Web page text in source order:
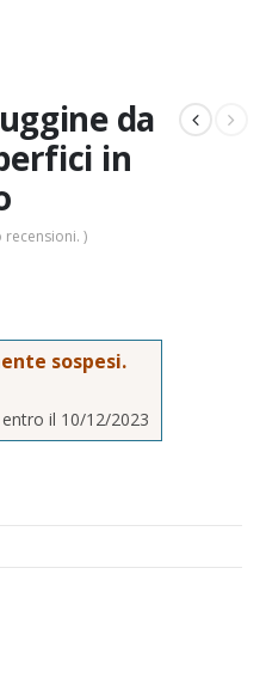
da
in
recensioni. )
sospesi.
il 10/12/2023